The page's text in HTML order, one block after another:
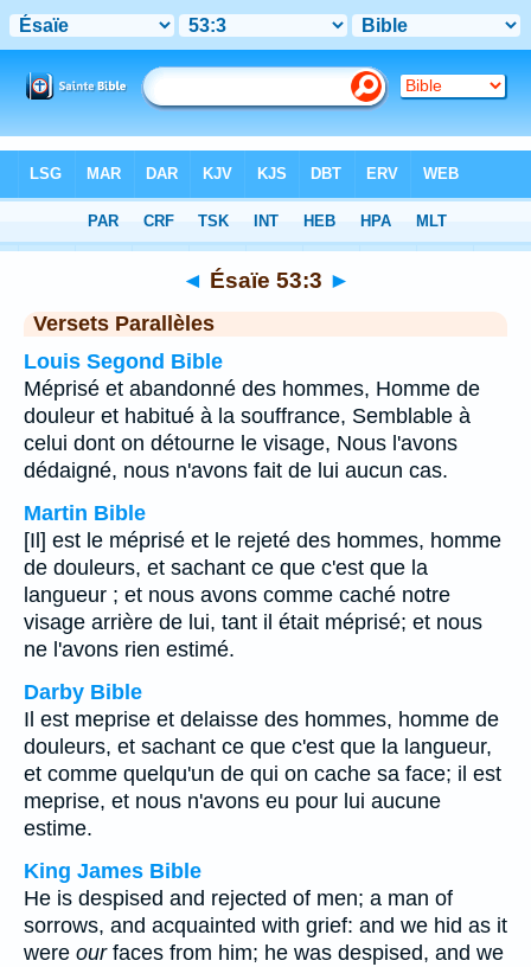
Chapitre 53> Verset 3
◄ Ésaïe 53:3 ►
Versets Parallèles
Louis Segond Bible
Méprisé et abandonné des hommes, Homme de
douleur et habitué à la souffrance, Semblable à
celui dont on détourne le visage, Nous l'avons
dédaigné, nous n'avons fait de lui aucun cas.
Martin Bible
[Il] est le méprisé et le rejeté des hommes, homme
de douleurs, et sachant ce que c'est que la
langueur ; et nous avons comme caché notre
visage arrière de lui, tant il était méprisé; et nous
ne l'avons rien estimé.
Darby Bible
Il est meprise et delaisse des hommes, homme de
douleurs, et sachant ce que c'est que la langueur,
et comme quelqu'un de qui on cache sa face; il est
meprise, et nous n'avons eu pour lui aucune
estime.
King James Bible
He is despised and rejected of men; a man of
sorrows, and acquainted with grief: and we hid as it
were ourfaces from him; he was despised, and we